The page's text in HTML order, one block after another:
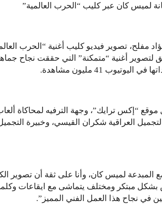
لميس كان عبر كليب “الحرب العالمية”
المخرج فؤاد مفلح، تصوير فيديو كليب أغنية “الحرب
لتصوير أغنية “متمكنة” التي حققت نجاح
41 مليون مشاهدة.
“إكس ترايك”، وجهة الترفيه لمحاكاة
العراقية شكران القيسي، وخبيرة
المبدعة لميس كان، وأنا على ثقة أن تصوير
مبتكر ومختلف يتماشى مع ايقاعات
في نجاح هذا العمل الفني المميز”.